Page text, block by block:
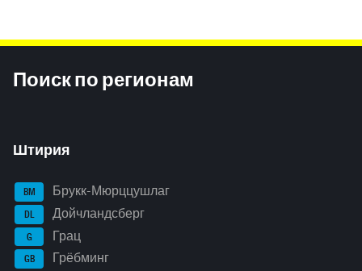
Поиск по регионам
Штирия
BM Брукк-Мюрццушлаг
DL Дойчландсберг
G Грац
GB Грёбминг